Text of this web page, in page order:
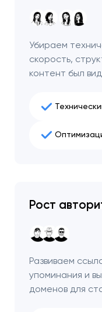
Убираем
скорость,
контент был
Рост
Развиваем
упоминания и
доменов для